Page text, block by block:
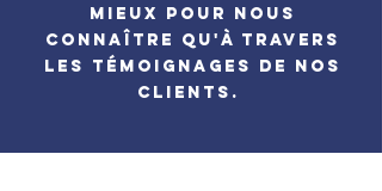
mieux pour nous
connaître qu'à travers
les témoignages de nos
clients.